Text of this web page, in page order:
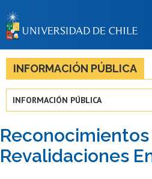
LA
INFORMACIÓN PÚBLICA
INFORMACIÓN PÚBLICA
Reconocimientos
Revalidaciones